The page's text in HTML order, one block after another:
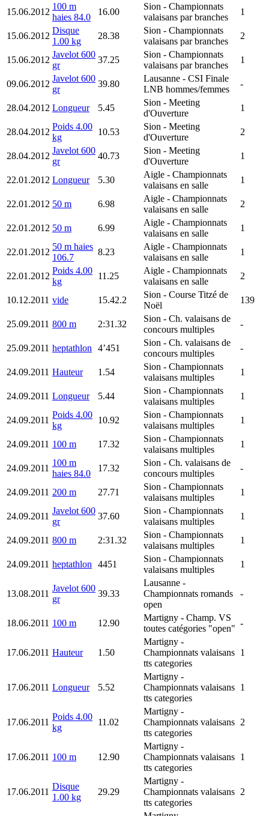
15.06.2012
100 m
haies 84.0
16.00
Sion - Championnats
valaisans par branches
1
15.06.2012
Disque
1.00 kg
28.38
Sion - Championnats
valaisans par branches
2
15.06.2012
Javelot 600
gr
37.25
Sion - Championnats
valaisans par branches
1
09.06.2012
Javelot 600
gr
39.80
Lausanne - CSI Finale
LNB hommes/femmes
-
28.04.2012 Longueur 5.45
Sion - Meeting
d'Ouverture
1
28.04.2012
Poids 4.00
kg
10.53
Sion - Meeting
d'Ouverture
2
28.04.2012
Javelot 600
gr
40.73
Sion - Meeting
d'Ouverture
1
22.01.2012 Longueur 5.30
Aigle - Championnats
valaisans en salle
1
22.01.2012 50 m 6.98
Aigle - Championnats
valaisans en salle
2
22.01.2012 50 m 6.99
Aigle - Championnats
valaisans en salle
1
22.01.2012
50 m haies
106.7
8.23
Aigle - Championnats
valaisans en salle
1
22.01.2012
Poids 4.00
kg
11.25
Aigle - Championnats
valaisans en salle
2
10.12.2011 vide 15.42.2
Sion - Course Titzé de
Noël
139
25.09.2011 800 m 2:31.32
Sion - Ch. valaisans de
concours multiples
-
25.09.2011 heptathlon 4’451
Sion - Ch. valaisans de
concours multiples
-
24.09.2011 Hauteur 1.54
Sion - Championnats
valaisans multiples
1
24.09.2011 Longueur 5.44
Sion - Championnats
valaisans multiples
1
24.09.2011
Poids 4.00
kg
10.92
Sion - Championnats
valaisans multiples
1
24.09.2011 100 m 17.32
Sion - Championnats
valaisans multiples
1
24.09.2011
100 m
haies 84.0
17.32
Sion - Ch. valaisans de
concours multiples
-
24.09.2011 200 m 27.71
Sion - Championnats
valaisans multiples
1
24.09.2011
Javelot 600
gr
37.60
Sion - Championnats
valaisans multiples
1
24.09.2011 800 m 2:31.32
Sion - Championnats
valaisans multiples
1
24.09.2011 heptathlon 4451
Sion - Championnats
valaisans multiples
1
13.08.2011
Javelot 600
gr
39.33
Lausanne -
Championnats romands
open
-
18.06.2011 100 m 12.90
Martigny - Champ. VS
toutes catégories "open"
-
17.06.2011 Hauteur 1.50
Martigny -
Championnats valaisans
tts categories
1
17.06.2011 Longueur 5.52
Martigny -
Championnats valaisans
tts categories
1
17.06.2011
Poids 4.00
kg
11.02
Martigny -
Championnats valaisans
tts categories
2
17.06.2011 100 m 12.90
Martigny -
Championnats valaisans
tts categories
1
17.06.2011
Disque
1.00 kg
29.29
Martigny -
Championnats valaisans
tts categories
2